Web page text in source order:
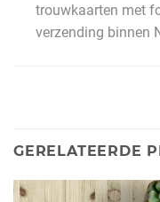
trouwkaarten met
verzending binnen
GERELATEERDE